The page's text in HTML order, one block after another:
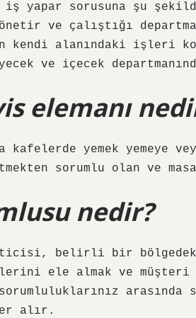
yapar sorusuna şu
ve çalıştığı
kendi alanındaki işleri
ve içecek
elemanı
kafelerde yemek yemeye
sorumlu olan ve
nedir?
belirli bir
ele almak ve müşteri
arasında
alır.